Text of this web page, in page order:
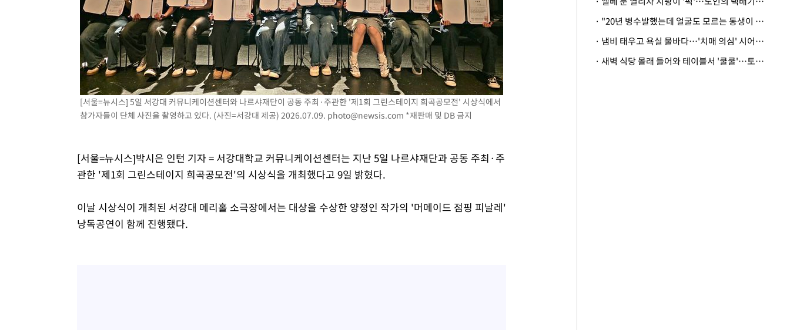
[서울=뉴시스] 5일 서강대 커뮤니케이션센터와 나르샤재단이 공동 주최·주관한 '제1회 그린스테이지 희곡공모전' 시상식에서
참가자들이 단체 사진을 촬영하고 있다. (사진=서강대 제공) 2026.07.09. photo@newsis.com *재판매 및 DB 금지
[서울=뉴시스]박시은 인턴 기자 = 서강대학교 커뮤니케이션센터는 지난 5일 나르샤재단과 공동 주최·주
관한 '제1회 그린스테이지 희곡공모전'의 시상식을 개최했다고 9일 밝혔다.
이날 시상식이 개최된 서강대 메리홀 소극장에서는 대상을 수상한 양정인 작가의 '머메이드 점핑 피날레'
낭독공연이 함께 진행됐다.
· "20년 병수발했는데 얼굴도 모르는 동생이 유산 절반을"…배다른 형제 상속권 있을까
· 냄비 태우고 욕실 물바다…'치매 의심' 시어머니 검사 권유했다가 '날벼락'
· 새벽 식당 몰래 들어와 테이블서 '쿨쿨'…토사물 남기고 사라진 남성